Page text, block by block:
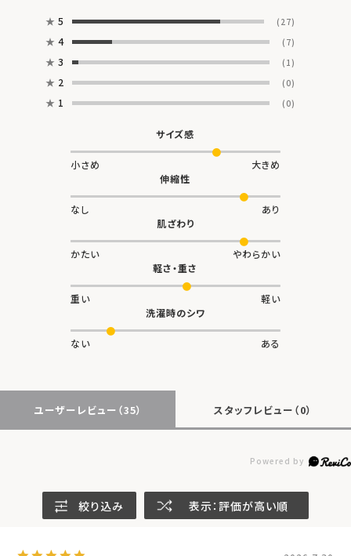
★ 5 (27)
★ 4 (7)
★ 3 (1)
★ 2 (0)
★ 1 (0)
サイズ感
小さめ
大きめ
伸縮性
なし
あり
肌ざわり
かたい
やわらかい
軽さ・重さ
重い
軽い
洗濯時のシワ
ない ある
ユーザーレビュー （35） スタッフレビュー （0）
絞り込み 表示：評価が高い順